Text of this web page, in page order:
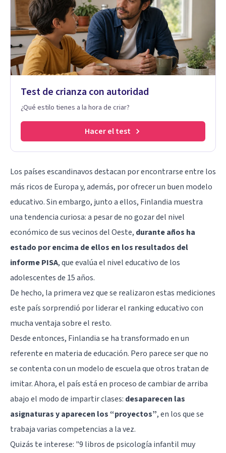
Test de crianza con autoridad
¿Qué estilo tienes a la hora de criar?
Hacer el test
Los países escandinavos destacan por encontrarse entre los
más ricos de Europa y, además, por ofrecer un buen modelo
educativo. Sin embargo, junto a ellos, Finlandia muestra
una tendencia curiosa: a pesar de no gozar del nivel
económico de sus vecinos del Oeste, durante años ha
estado por encima de ellos en los resultados del
informe PISA, que evalúa el nivel educativo de los
adolescentes de 15 años.
De hecho, la primera vez que se realizaron estas mediciones
este país sorprendió por liderar el ranking educativo con
mucha ventaja sobre el resto.
Desde entonces, Finlandia se ha transformado en un
referente en materia de educación. Pero parece ser que no
se contenta con un modelo de escuela que otros tratan de
imitar. Ahora, el país está en proceso de cambiar de arriba
abajo el modo de impartir clases: desaparecen las
asignaturas y aparecen los “proyectos”, en los que se
trabaja varias competencias a la vez.
Quizás te interese: "9 libros de psicología infantil muy